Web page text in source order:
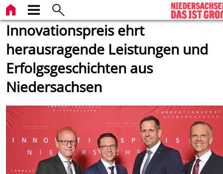
Innovationspreis ehrt
herausragende Leistungen und
Erfolgsgeschichten aus
Niedersachsen